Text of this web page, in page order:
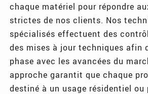
chaque matériel pour répondre
strictes de nos clients. Nos
spécialisés effectuent des
des mises à jour techniques afin
phase avec les avancées du
approche garantit que chaque
destiné à un usage résidentiel ou